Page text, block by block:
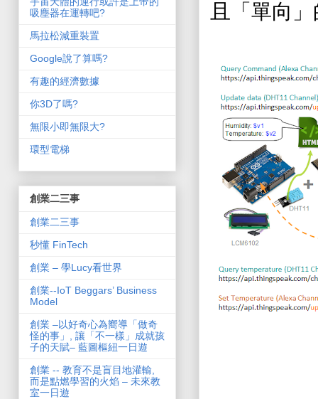
且「單向
吸塵器在運轉吧?
馬拉松減重裝置
Google說了算嗎?
有趣的經濟數據
你3D了嗎?
無限小即無限大?
環型電梯
創業二三事
創業二三事
秒懂 FinTech
創業 – 學Lucy看世界
創業--IoT Beggars’ Business
Model
創業 –以好奇心為嚮導「做奇
怪的事」, 讓「不一樣」成就孩
子的天賦– 藍圖樞紐一日遊
創業 -- 教育不是盲目地灌輸,
而是點燃學習的火焰 – 未來教
室一日遊